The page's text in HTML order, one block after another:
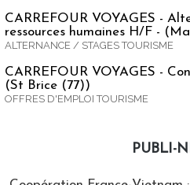
CARREFOUR VOYAGES -
ressources humaines H/F -
ALTERNANCE / STAGES TOURISME
CARREFOUR VOYAGES -
(St Brice (77))
OFFRES D'EMPLOI TOURISME
PUBLI-